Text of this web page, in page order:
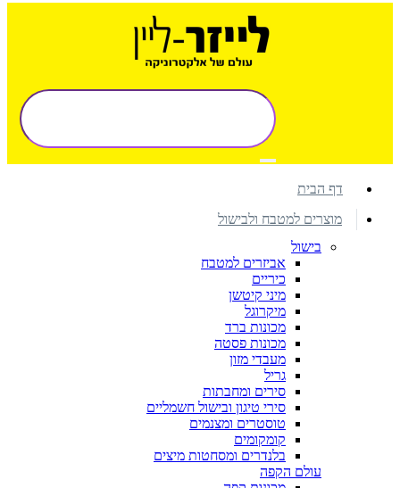
דף הבית
מוצרים למטבח ולבישול
בישול
אביזרים למטבח
כיריים
מיני קיטשן
מיקרוגל
מכונות ברד
מכונות פסטה
מעבדי מזון
גריל
סירים ומחבתות
סירי טיגון ובישול חשמליים
טוסטרים ומצנמים
קומקומים
בלנדרים ומסחטות מיצים
עולם הקפה